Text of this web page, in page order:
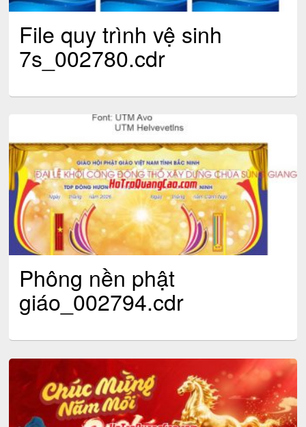
File quy trình vệ sinh
7s_002780.cdr
Phông nền phật
giáo_002794.cdr